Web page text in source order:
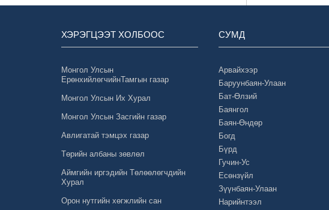
ХЭРЭГЦЭЭТ ХОЛБООС
Монгол Улсын
ЕрөнхийлөгчийнТамгын газар
Монгол Улсын Их Хурал
Монгол Улсын Засгийн газар
Авлигатай тэмцэх газар
Төрийн албаны зөвлөл
Аймгийн иргэдийн Төлөөлөгчдийн
Хурал
Орон нутгийн хөгжлийн сан
СУМД
Арвайхээр
Баруунбаян-Улаан
Бат-Өлзий
Баянгол
Баян-Өндөр
Богд
Бүрд
Гучин-Ус
Есөнзүйл
Зүүнбаян-Улаан
Нарийнтээл